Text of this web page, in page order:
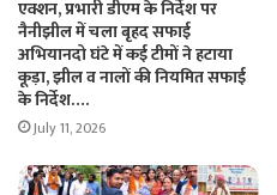
एक्शन, प्रभारी डीएम के निर्देश पर
नैनीझील में चला बृहद सफाई
अभियानदो घंटे में कई टीमों ने हटाया
कूड़ा, झील व नालों की नियमित सफाई
के निर्देश….
July 11, 2026